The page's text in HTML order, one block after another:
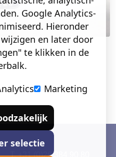
T. +31 (0)26 384 90 80
Google Analytics-
Hieronder
en later door
te klikken in de
Marketing
selectie